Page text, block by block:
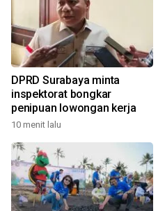
DPRD Surabaya minta
inspektorat bongkar
penipuan lowongan kerja
10 menit lalu